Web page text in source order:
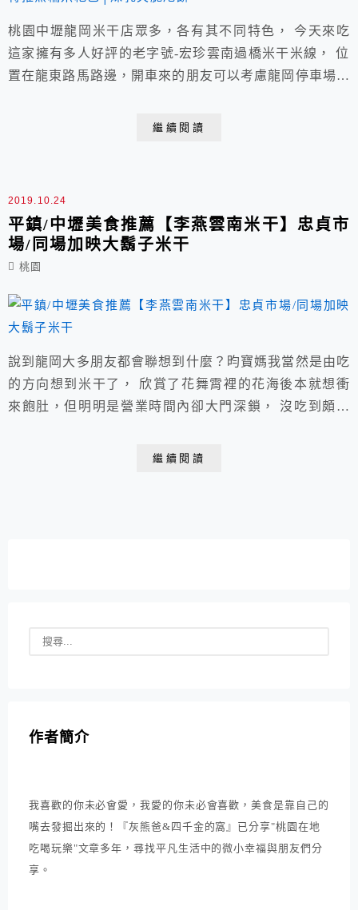
桃園中壢龍岡米干店眾多，各有其不同特色， 今天來吃
這家擁有多人好評的老字號-宏珍雲南過橋米干米線， 位
置在龍東路馬路邊，開車來的朋友可以考慮龍岡停車場走
都還算方便。 店家：宏珍雲南過橋米干、米線 電話：
繼續閱讀
2019.10.24
平鎮/中壢美食推薦【李燕雲南米干】忠貞市
場/同場加映大鬍子米干
桃園
說到龍岡大多朋友都會聯想到什麼？昀寶媽我當然是由吃
的方向想到米干了， 欣賞了花舞霄裡的花海後本就想衝
來飽肚，但明明是營業時間內卻大門深鎖， 沒吃到頗怨
吃到！ 店家：李燕雲南米干 電話：0986-365250/0983-
繼續閱讀
作者簡介
我喜歡的你未必會愛，我愛的你未必會喜歡，美食是靠自己的
嘴去發掘出來的！『灰熊爸&四千金的窩』已分享"桃園在地
吃喝玩樂"文章多年，尋找平凡生活中的微小幸福與朋友們分
享。